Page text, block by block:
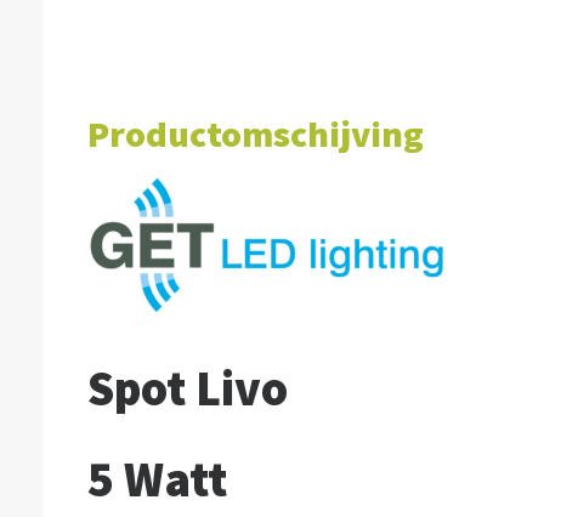
Productomschijving
Spot Livo
5 Watt